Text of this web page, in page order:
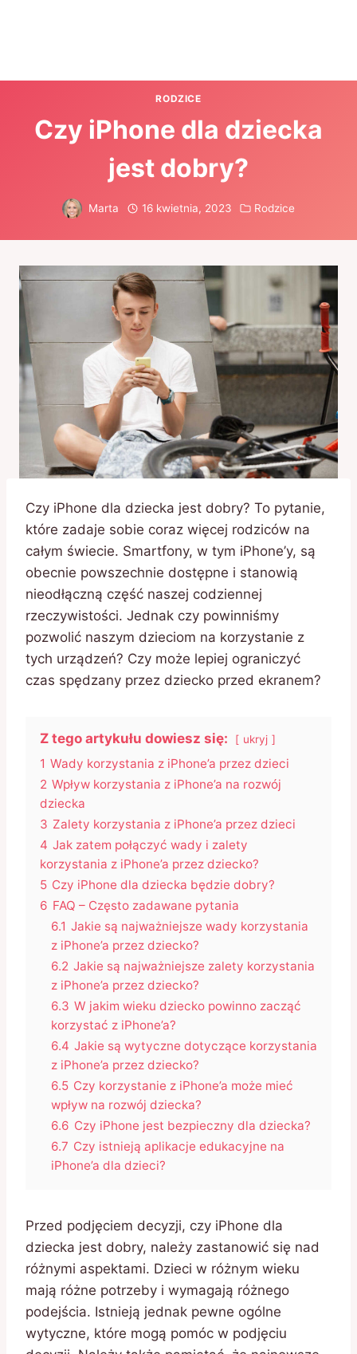
RODZICE
Czy iPhone dla dziecka
jest dobry?
Marta 16 kwietnia, 2023 Rodzice
Czy iPhone dla dziecka jest dobry? To pytanie,
które zadaje sobie coraz więcej rodziców na
całym świecie. Smartfony, w tym iPhone’y, są
obecnie powszechnie dostępne i stanowią
nieodłączną część naszej codziennej
rzeczywistości. Jednak czy powinniśmy
pozwolić naszym dzieciom na korzystanie z
tych urządzeń? Czy może lepiej ograniczyć
czas spędzany przez dziecko przed ekranem?
Z tego artykułu dowiesz się: ukryj
1 Wady korzystania z iPhone’a przez dzieci
2 Wpływ korzystania z iPhone’a na rozwój
dziecka
3 Zalety korzystania z iPhone’a przez dzieci
4 Jak zatem połączyć wady i zalety
korzystania z iPhone’a przez dziecko?
5 Czy iPhone dla dziecka będzie dobry?
6 FAQ – Często zadawane pytania
6.1 Jakie są najważniejsze wady korzystania
z iPhone’a przez dziecko?
6.2 Jakie są najważniejsze zalety korzystania
z iPhone’a przez dziecko?
6.3 W jakim wieku dziecko powinno zacząć
korzystać z iPhone’a?
6.4 Jakie są wytyczne dotyczące korzystania
z iPhone’a przez dziecko?
6.5 Czy korzystanie z iPhone’a może mieć
wpływ na rozwój dziecka?
6.6 Czy iPhone jest bezpieczny dla dziecka?
6.7 Czy istnieją aplikacje edukacyjne na
iPhone’a dla dzieci?
Przed podjęciem decyzji, czy iPhone dla
dziecka jest dobry, należy zastanowić się nad
różnymi aspektami. Dzieci w różnym wieku
mają różne potrzeby i wymagają różnego
podejścia. Istnieją jednak pewne ogólne
wytyczne, które mogą pomóc w podjęciu